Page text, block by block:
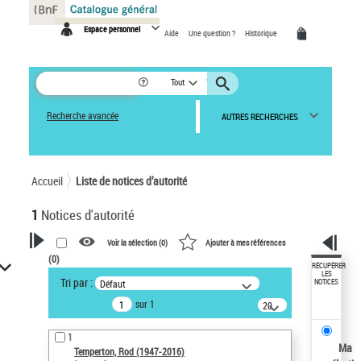
Espace personnel Aide Une question ? Historique
Tout
Recherche avancée AUTRES RECHERCHES
Accueil Liste de notices d’autorité
1 Notices d'autorité
VOTRE RECHERCHE
Recherche avancée dans les
notices d’autorité
Œuvres liées à l'auteur :
Temperton, Rod (1947-2016)
Voir la sélection (0) Ajouter à mes références
(0)
Tri par : Défaut
sur 1
20
résultats/page
1
Temperton, Rod (1947-2016)
RÉCUPÉRER
LES
NOTICES
Ma
Panneau de gestion des cookies